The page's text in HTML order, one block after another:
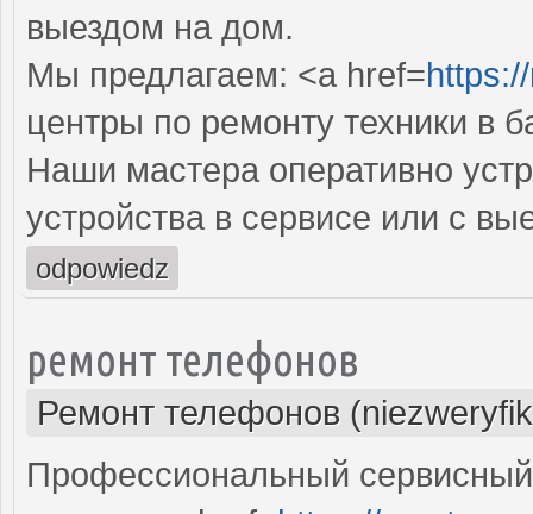
выездом на дом.
Мы предлагаем: <a href=
центры по ремонту техники в
Наши мастера оперативно
устройства в сервисе или с
odpowiedz
ремонт телефонов
Ремонт телефонов
Профессиональный